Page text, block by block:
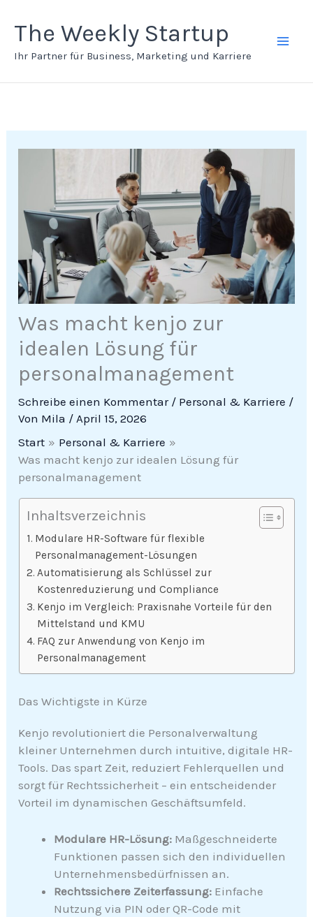
Inhalt
springen
The Weekly Startup
Ihr Partner für Business, Marketing und Karriere
Was macht kenjo zur
idealen Lösung für
personalmanagement
Schreibe einen Kommentar / Personal & Karriere /
Von Mila /April 15, 2026
Start
Personal & Karriere
Was macht kenjo zur idealen Lösung für
personalmanagement
Inhaltsverzeichnis
Modulare HR-Software für flexible
Personalmanagement-Lösungen
Automatisierung als Schlüssel zur
Kostenreduzierung und Compliance
Kenjo im Vergleich: Praxisnahe Vorteile für den
Mittelstand und KMU
FAQ zur Anwendung von Kenjo im
Personalmanagement
Das Wichtigste in Kürze
Kenjo revolutioniert die Personalverwaltung
kleiner Unternehmen durch intuitive, digitale HR-
Tools. Das spart Zeit, reduziert Fehlerquellen und
sorgt für Rechtssicherheit – ein entscheidender
Vorteil im dynamischen Geschäftsumfeld.
Modulare HR-Lösung: Maßgeschneiderte
Funktionen passen sich den individuellen
Unternehmensbedürfnissen an.
Rechtssichere Zeiterfassung: Einfache
Nutzung via PIN oder QR-Code mit